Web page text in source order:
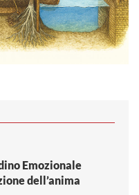
Emozionale
dell’anima